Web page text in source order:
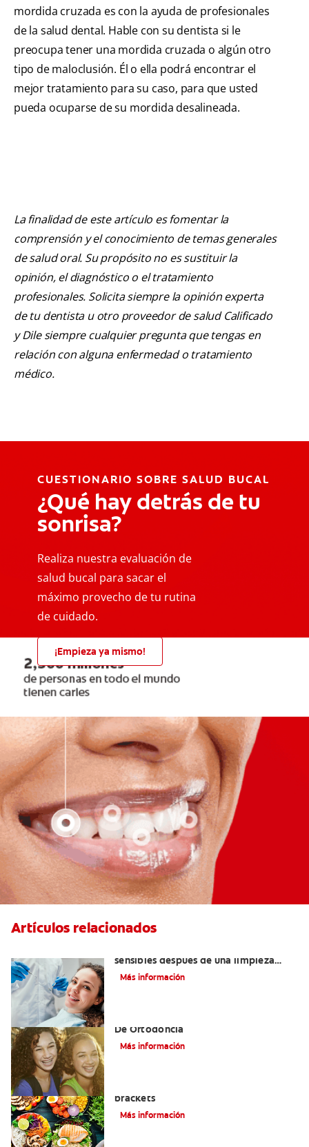
mordida cruzada es con la ayuda de profesionales
de la salud dental. Hable con su dentista si le
preocupa tener una mordida cruzada o algún otro
tipo de maloclusión. Él o ella podrá encontrar el
mejor tratamiento para su caso, para que usted
pueda ocuparse de su mordida desalineada.
La finalidad de este artículo es fomentar la
comprensión y el conocimiento de temas generales
de salud oral. Su propósito no es sustituir la
opinión, el diagnóstico o el tratamiento
profesionales. Solicita siempre la opinión experta
de tu dentista u otro proveedor de salud Calificado
y Dile siempre cualquier pregunta que tengas en
relación con alguna enfermedad o tratamiento
médico.
CUESTIONARIO SOBRE SALUD BUCAL
¿Qué hay detrás de tu
sonrisa?
Realiza nuestra evaluación de
salud bucal para sacar el
máximo provecho de tu rutina
de cuidado.
¡Empieza ya mismo!
Artículos relacionados
sensibles después de una limpieza
dental?
Más información
De Ortodoncia
Más información
brackets
Más información